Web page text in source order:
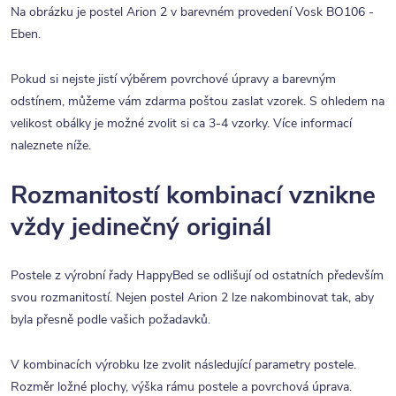
Na obrázku je postel Arion 2 v barevném provedení Vosk BO106 -
Eben.
Pokud si nejste jistí výběrem povrchové úpravy a barevným
odstínem, můžeme vám zdarma poštou zaslat vzorek. S ohledem na
velikost obálky je možné zvolit si ca 3-4 vzorky. Více informací
naleznete níže.
Rozmanitostí kombinací vznikne
vždy jedinečný originál
Postele z výrobní řady HappyBed se odlišují od ostatních především
svou rozmanitostí. Nejen postel Arion 2 lze nakombinovat tak, aby
byla přesně podle vašich požadavků.
V kombinacích výrobku lze zvolit následující parametry postele.
Rozměr ložné plochy, výška rámu postele a povrchová úprava.